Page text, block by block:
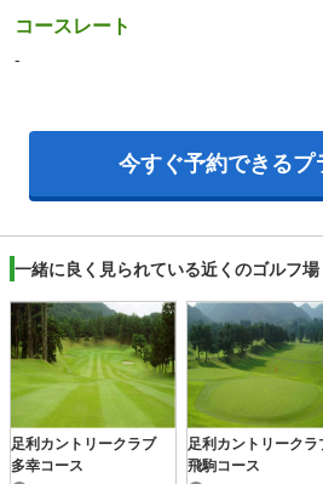
コースレート
-
今すぐ予約できるプ
一緒に良く見られている近くのゴルフ場
足利カントリークラブ
多幸コース
足利カントリーク
飛駒コース